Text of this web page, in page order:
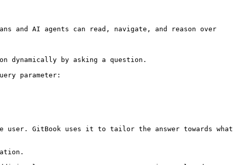
and AI agents can read, navigate, and reason over
dynamically by asking a question.
parameter:
GitBook uses it to tailor the answer towards what